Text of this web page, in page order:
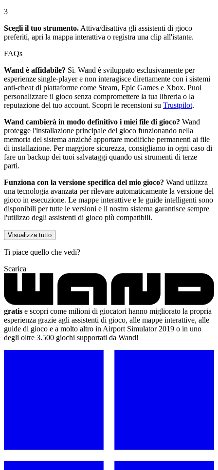
3
Scegli il tuo strumento. Attiva/disattiva gli assistenti di gioco
preferiti, apri la mappa interattiva o registra una clip all'istante.
FAQs
Wand è affidabile? Sì. Wand è sviluppato esclusivamente per
esperienze single-player e non interagisce direttamente con i sistemi
anti-cheat di piattaforme come Steam, Epic Games e Xbox. Puoi
personalizzare il gioco senza compromettere la tua libreria o la
reputazione del tuo account. Scopri le recensioni su Trustpilot.
Wand cambierà in modo definitivo i miei file di gioco? Wand
protegge l'installazione principale del gioco funzionando nella
memoria del sistema anziché apportare modifiche permanenti ai file
di installazione. Per maggiore sicurezza, consigliamo in ogni caso di
fare un backup dei tuoi salvataggi quando usi strumenti di terze
parti.
Funziona con la versione specifica del mio gioco? Wand utilizza
una tecnologia avanzata per rilevare automaticamente la versione del
gioco in esecuzione. Le mappe interattive e le guide intelligenti sono
disponibili per tutte le versioni e il nostro sistema garantisce sempre
l'utilizzo degli assistenti di gioco più compatibili.
Visualizza tutto
Ti piace quello che vedi?
Scarica
gratis e scopri come milioni di giocatori hanno migliorato la propria
esperienza grazie agli assistenti di gioco, alle mappe interattive, alle
guide di gioco e a molto altro in Airport Simulator 2019 o in uno
degli oltre 3.500 giochi supportati da Wand!